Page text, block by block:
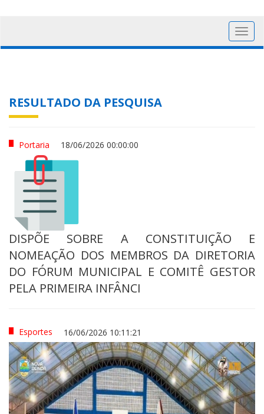
RESULTADO DA PESQUISA
Portaria 18/06/2026 00:00:00
DISPÕE SOBRE A CONSTITUIÇÃO E
NOMEAÇÃO DOS MEMBROS DA DIRETORIA
DO FÓRUM MUNICIPAL E COMITÊ GESTOR
PELA PRIMEIRA INFÂNCI
Esportes 16/06/2026 10:11:21